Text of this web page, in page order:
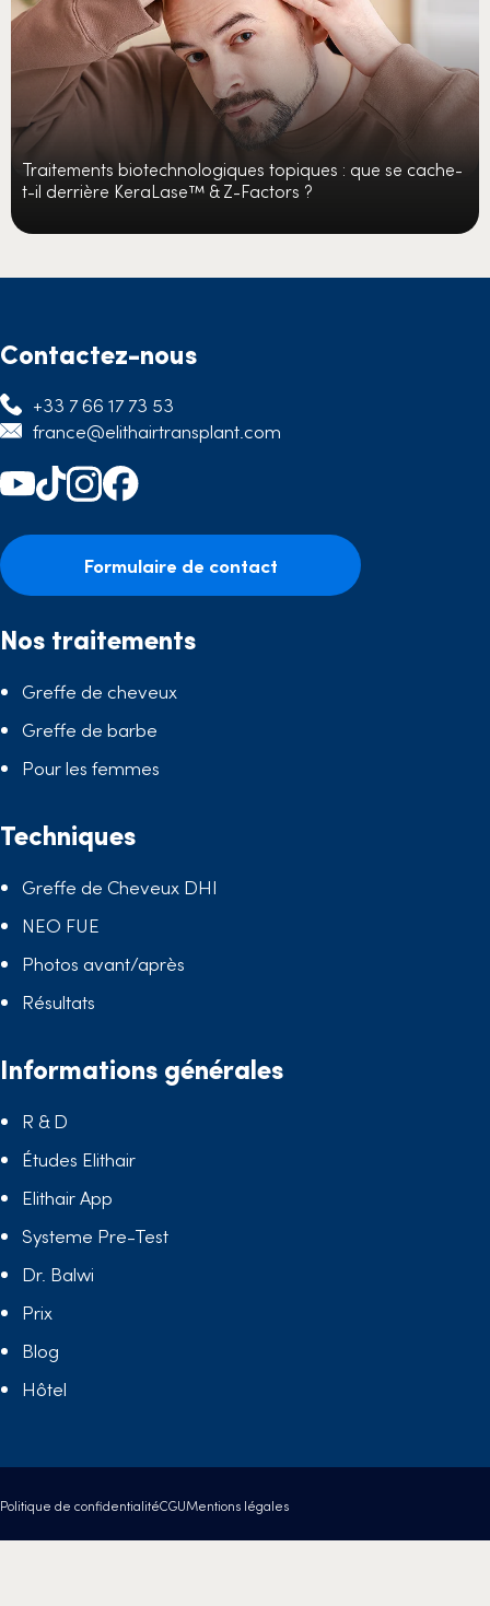
Traitements biotechnologiques topiques : que se cache-
t-il derrière KeraLase™ & Z-Factors ?
Contactez-nous
+33 7 66 17 73 53
france@elithairtransplant.com
Formulaire de contact
Nos traitements
Greffe de cheveux
Greffe de barbe
Pour les femmes
Techniques
Greffe de Cheveux DHI
NEO FUE
Photos avant/après
Résultats
Informations générales
R & D
Études Elithair
Elithair App
Systeme Pre-Test
Dr. Balwi
Prix
Blog
Hôtel
Politique de confidentialitéCGUMentions légales